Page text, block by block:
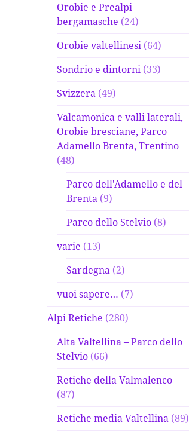
Orobie e Prealpi
bergamasche (24)
Orobie valtellinesi (64)
Sondrio e dintorni (33)
Svizzera (49)
Valcamonica e valli laterali,
Orobie bresciane, Parco
Adamello Brenta, Trentino
(48)
Parco dell'Adamello e del
Brenta (9)
Parco dello Stelvio (8)
varie (13)
Sardegna (2)
vuoi sapere… (7)
Alpi Retiche (280)
Alta Valtellina – Parco dello
Stelvio (66)
Retiche della Valmalenco
(87)
Retiche media Valtellina (89)